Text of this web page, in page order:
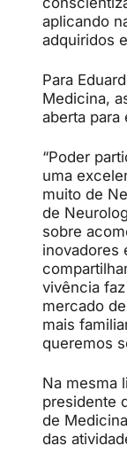
aplicando
adquiridos
Para
Medicina,
aberta para
“Poder
uma
muito de
de
sobre
inovadores
vivência
mercado
mais
queremos
Na mesma
presidente
de
das